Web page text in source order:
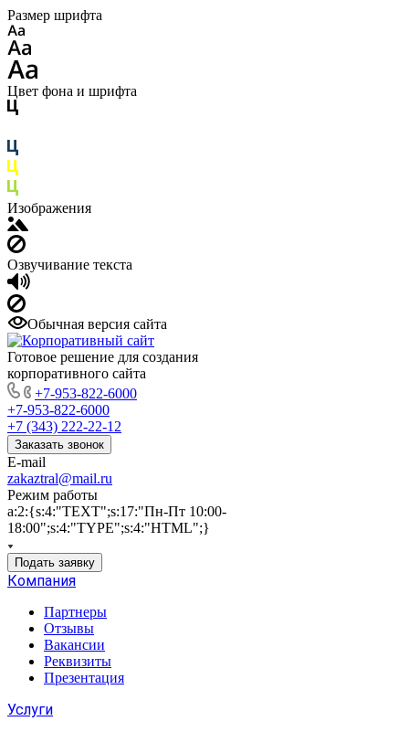
Размер шрифта
Цвет фона и шрифта
Изображения
Озвучивание текста
Обычная версия сайта
Готовое решение для создания
корпоративного сайта
+7-953-822-6000
+7-953-822-6000
+7 (343) 222-22-12
Заказать звонок
E-mail
zakaztral@mail.ru
Режим работы
a:2:{s:4:"TEXT";s:17:"Пн-Пт 10:00-
18:00";s:4:"TYPE";s:4:"HTML";}
Подать заявку
Компания
Партнеры
Отзывы
Вакансии
Реквизиты
Презентация
Услуги